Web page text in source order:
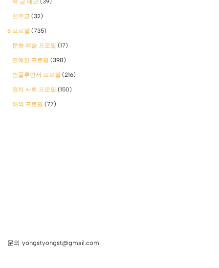
천주교 (32)
6 프로필 (735)
문화 예술 프로필 (17)
연예인 프로필 (398)
인플루언서 프로필 (216)
정치 사회 프로필 (150)
해외 프로필 (77)
문의 yongstyongst@gmail.com